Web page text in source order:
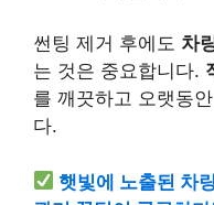
썬팅 제거 후에도 차
는 것은 중요합니다.
를 깨끗하고 오랫동안
다.
햇빛에 노출된 차